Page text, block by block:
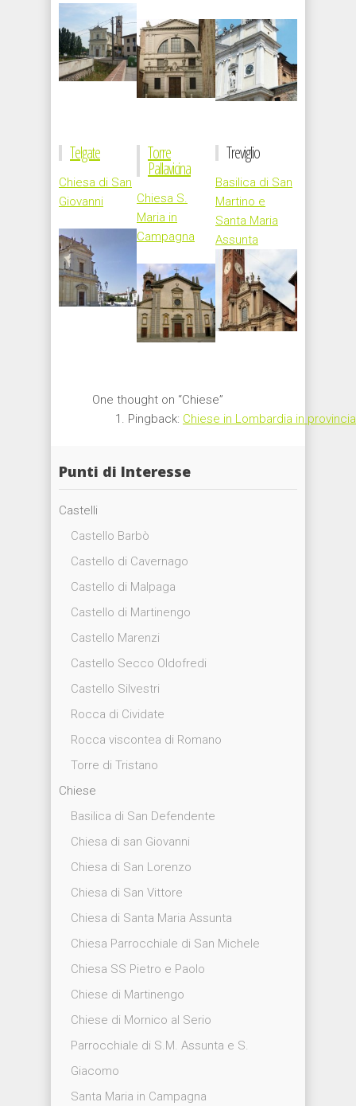
Telgate
Chiesa di San
Giovanni
Torre
Pallavicina
Chiesa S.
Maria in
Campagna
Treviglio
Basilica di San
Martino e
Santa Maria
Assunta
One thought on “Chiese”
Pingback: Chiese in Lombardia in
Punti di Interesse
Castelli
Castello Barbò
Castello di Cavernago
Castello di Malpaga
Castello di Martinengo
Castello Marenzi
Castello Secco Oldofredi
Castello Silvestri
Rocca di Cividate
Rocca viscontea di Romano
Torre di Tristano
Chiese
Basilica di San Defendente
Chiesa di san Giovanni
Chiesa di San Lorenzo
Chiesa di San Vittore
Chiesa di Santa Maria Assunta
Chiesa Parrocchiale di San Michele
Chiesa SS Pietro e Paolo
Chiese di Martinengo
Chiese di Mornico al Serio
Parrocchiale di S.M. Assunta e S.
Giacomo
Santa Maria in Campagna